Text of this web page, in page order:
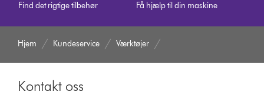
Find det rigtige tilbehør Få hjælp til din maskine
Hjem Kundeservice Værktøjer
Kontakt oss